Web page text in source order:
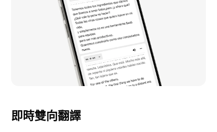
即時雙向翻譯